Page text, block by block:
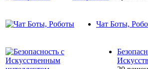
Чат Боты,